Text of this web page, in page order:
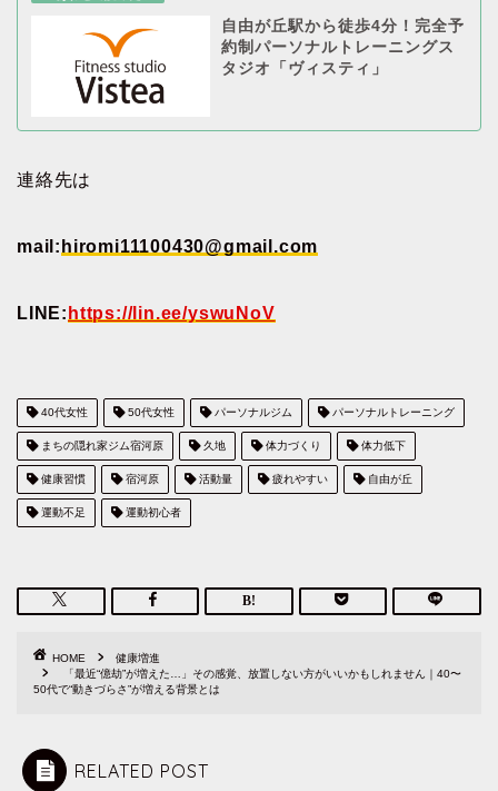
自由が丘駅から徒歩4分！完全予
約制パーソナルトレーニングス
タジオ「ヴィスティ」
連絡先は
mail: hiromi11100430@gmail.com
LINE: https://lin.ee/yswuNoV
40代女性 50代女性 パーソナルジム パーソナルトレーニング
まちの隠れ家ジム宿河原 久地 体力づくり 体力低下
健康習慣 宿河原 活動量 疲れやすい 自由が丘
運動不足 運動初心者
HOME
健康増進
「最近“億劫”が増えた…」その感覚、放置しない方がいいかもしれません｜40〜
50代で“動きづらさ”が増える背景とは
RELATED POST